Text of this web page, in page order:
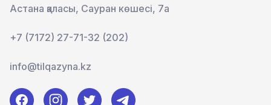
Астана қаласы, Сауран көшесі, 7а
+7 (7172) 27-71-32 (202)
info@tilqazyna.kz